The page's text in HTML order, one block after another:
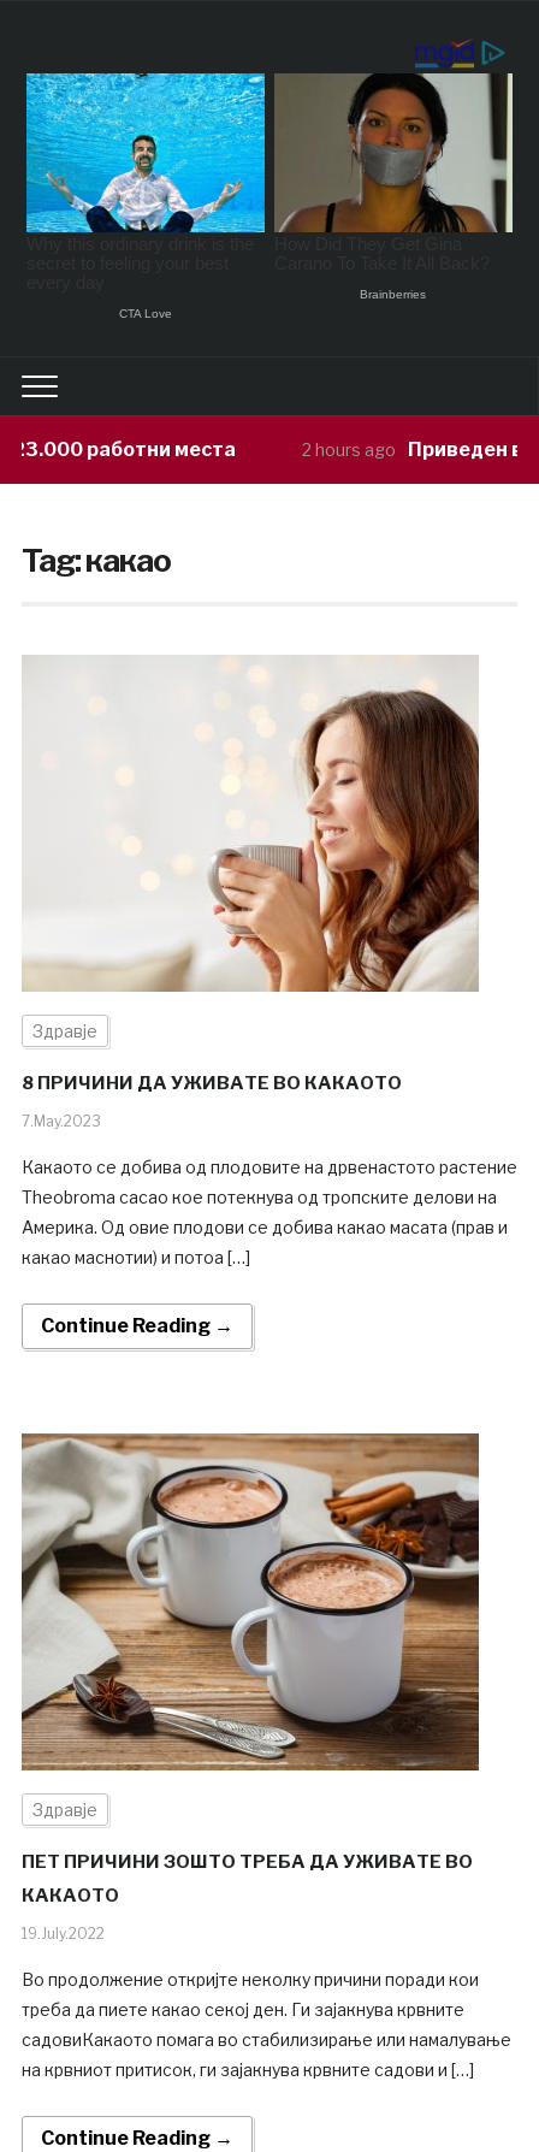
работни места 2 hours ago Приведен возач
Tag:какао
Здравје
8 ПРИЧИНИ ДА УЖИВАТЕ ВО КАКАОТО
7.May.2023
Какаото се добива од плодовите на дрвенастото растение
Theobroma cacao кое потекнува од тропските делови на
Америка. Од овие плодови се добива какао масата (прав и
какао маснотии) и потоа […]
Continue Reading →
Здравје
ПЕТ ПРИЧИНИ ЗОШТО ТРЕБА ДА УЖИВАТЕ ВО
КАКАОТО
19.July.2022
Во продолжение откријте неколку причини поради кои
треба да пиете какао секој ден. Ги зајакнува крвните
садовиКакаото помага во стабилизирање или намалување
на крвниот притисок, ги зајакнува крвните садови и […]
Continue Reading →